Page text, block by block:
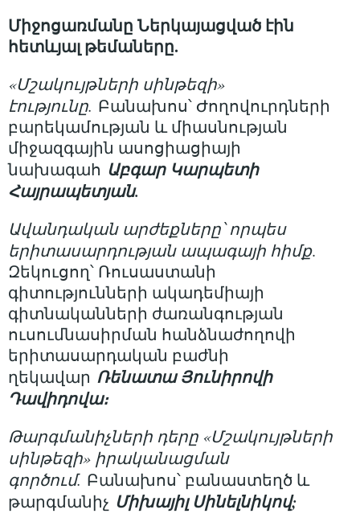
Միջոցառմանը Ներկայացված էին
հետևյալ թեմաները.
«Մշակույթների սինթեզի»
էությունը. Բանախոս՝ Ժողովուրդների
բարեկամության և միասնության
միջազգային ասոցիացիայի
նախագահ Աբգար Կարպետի
Հայրապետյան.
Ավանդական արժեքները՝ որպես
երիտասարդության ապագայի հիմք.
Զեկուցող՝ Ռուսաստանի
գիտությունների ակադեմիայի
գիտնականների ժառանգության
ուսումնասիրման հանձնաժողովի
երիտասարդական բաժնի
ղեկավար Ռենատա Յունիրովի
Դավիդովա։
Թարգմանիչների դերը «Մշակույթների
սինթեզի» իրականացման
գործում. Բանախոս՝ բանաստեղծ և
թարգմանիչ Միխայիլ Սինելնիկով;